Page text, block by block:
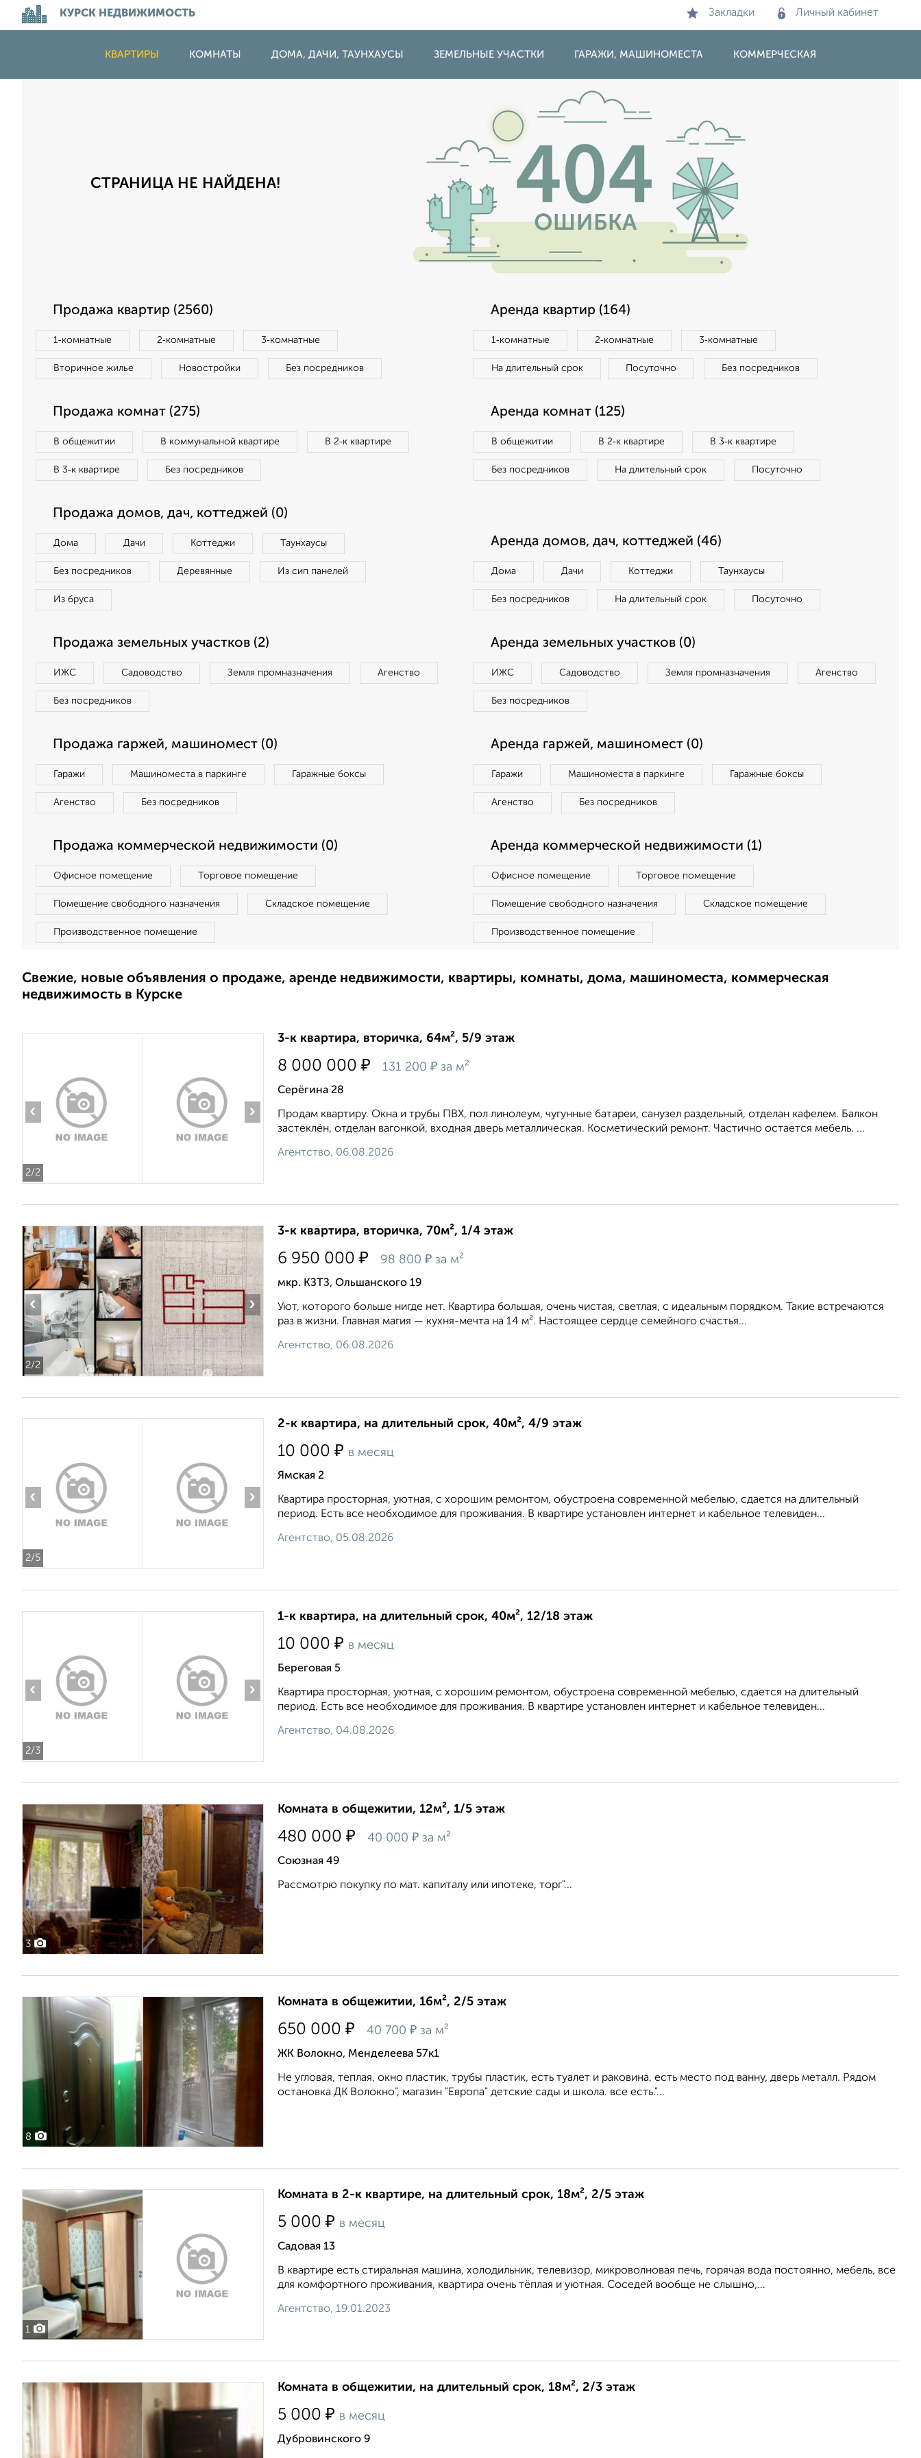
КУРСК НЕДВИЖИМОСТЬ Закладки Личный кабинет
КВАРТИРЫ КОМНАТЫ ДОМА, ДАЧИ, ТАУНХАУСЫ ЗЕМЕЛЬНЫЕ УЧАСТКИ ГАРАЖИ, МАШИНОМЕСТА КОММЕРЧЕСКАЯ
СТРАНИЦА НЕ НАЙДЕНА!
Продажа квартир (2560)
1‑комнатные 2‑комнатные 3‑комнатные
Вторичное жилье Новостройки Без посредников
Аренда квартир (164)
1‑комнатные 2‑комнатные 3‑комнатные
На длительный срок Посуточно Без посредников
Продажа комнат (275)
В общежитии В коммунальной квартире В 2‑к квартире
В 3‑к квартире Без посредников
Аренда комнат (125)
В общежитии В 2‑к квартире В 3‑к квартире
Без посредников На длительный срок Посуточно
Продажа домов, дач, коттеджей (0)
Дома Дачи Коттеджи Таунхаусы
Без посредников Деревянные Из сип панелей
Из бруса
Аренда домов, дач, коттеджей (46)
Дома Дачи Коттеджи Таунхаусы
Без посредников На длительный срок Посуточно
Продажа земельных участков (2)
ИЖС Садоводство Земля промназначения Агенство
Без посредников
Аренда земельных участков (0)
ИЖС Садоводство Земля промназначения Агенство
Без посредников
Продажа гаржей, машиномест (0)
Гаражи Машиноместа в паркинге Гаражные боксы
Агенство Без посредников
Аренда гаржей, машиномест (0)
Гаражи Машиноместа в паркинге Гаражные боксы
Агенство Без посредников
Продажа коммерческой недвижимости (0)
Офисное помещение Торговое помещение
Помещение свободного назначения Складское помещение
Производственное помещение
Аренда коммерческой недвижимости (1)
Офисное помещение Торговое помещение
Помещение свободного назначения Складское помещение
Производственное помещение
Свежие, новые объявления о продаже, аренде недвижимости, квартиры, комнаты, дома, машиноместа, коммерческая
недвижимость в Курске
2/2
‹ ›
3-к квартира, вторичка, 64м², 5/9 этаж
8 000 000 ₽ 131 200 ₽ за м²
Серёгина 28
Продам квартиру. Окна и трубы ПВХ, пол линолеум, чугунные батареи, санузел раздельный, отделан кафелем. Балкон
застеклён, отделан вагонкой, входная дверь металлическая. Косметический ремонт. Частично остается мебель. ...
Агентство, 06.08.2026
2/2
‹ ›
3-к квартира, вторичка, 70м², 1/4 этаж
6 950 000 ₽ 98 800 ₽ за м²
мкр. КЗТЗ, Ольшанского 19
Уют, которого больше нигде нет. Квартира большая, очень чистая, светлая, с идеальным порядком. Такие встречаются
раз в жизни. Главная магия — кухня-мечта на 14 м². Настоящее сердце семейного счастья...
Агентство, 06.08.2026
2/5
‹ ›
2-к квартира, на длительный срок, 40м², 4/9 этаж
10 000 ₽ в месяц
Ямская 2
Квартира просторная, уютная, с хорошим ремонтом, обустроена современной мебелью, сдается на длительный
период. Есть все необходимое для проживания. В квартире установлен интернет и кабельное телевиден...
Агентство, 05.08.2026
2/3
‹ ›
1-к квартира, на длительный срок, 40м², 12/18 этаж
10 000 ₽ в месяц
Береговая 5
Квартира просторная, уютная, с хорошим ремонтом, обустроена современной мебелью, сдается на длительный
период. Есть все необходимое для проживания. В квартире установлен интернет и кабельное телевиден...
Агентство, 04.08.2026
3
Комната в общежитии, 12м², 1/5 этаж
480 000 ₽ 40 000 ₽ за м²
Союзная 49
Рассмотрю покупку по мат. капиталу или ипотеке, торг"...
8
Комната в общежитии, 16м², 2/5 этаж
650 000 ₽ 40 700 ₽ за м²
ЖК Волокно, Менделеева 57к1
Не угловая, теплая, окно пластик, трубы пластик, есть туалет и раковина, есть место под ванну, дверь металл. Рядом
остановка ДК Волокно", магазин "Европа" детские сады и школа. все есть."...
1
Комната в 2-к квартире, на длительный срок, 18м², 2/5 этаж
5 000 ₽ в месяц
Садовая 13
В квартире есть стиральная машина, холодильник, телевизор, микроволновая печь, горячая вода постоянно, мебель, все
для комфортного проживания, квартира очень тёплая и уютная. Соседей вообще не слышно,...
Агентство, 19.01.2023
Комната в общежитии, на длительный срок, 18м², 2/3 этаж
5 000 ₽ в месяц
Дубровинского 9